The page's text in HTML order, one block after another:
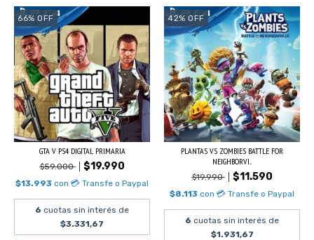
66% OFF
GTA V PS4 DIGITAL PRIMARIA
$59.000 $19.990
$13.993 con 💳 Transfe o Paypal
6 cuotas sin interés de
$3.331,67
42% OFF
PLANTAS VS ZOMBIES BATTLE FOR
NEIGHBORVI...
$19.990 $11.590
$8.113 con 💳 Transfe o Paypal
6 cuotas sin interés de
$1.931,67